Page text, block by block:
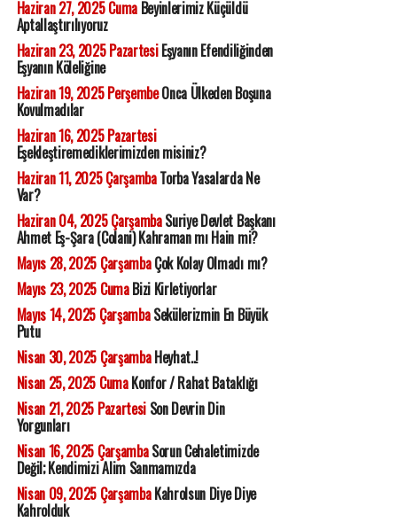
Haziran 27, 2025 CumaBeyinlerimiz Küçüldü
Aptallaştırılıyoruz
Haziran 23, 2025 PazartesiEşyanın Efendiliğinden
Eşyanın Köleliğine
Haziran 19, 2025 PerşembeOnca Ülkeden Boşuna
Kovulmadılar
Haziran 16, 2025 Pazartesi
Eşekleştiremediklerimizden misiniz?
Haziran 11, 2025 ÇarşambaTorba Yasalarda Ne
Var?
Haziran 04, 2025 ÇarşambaSuriye Devlet Başkanı
Ahmet Eş-Şara (Colani) Kahraman mı Hain mi?
Mayıs 28, 2025 ÇarşambaÇok Kolay Olmadı mı?
Mayıs 23, 2025 CumaBizi Kirletiyorlar
Mayıs 14, 2025 ÇarşambaSekülerizmin En Büyük
Putu
Nisan 30, 2025 ÇarşambaHeyhat..!
Nisan 25, 2025 CumaKonfor / Rahat Bataklığı
Nisan 21, 2025 PazartesiSon Devrin Din
Yorgunları
Nisan 16, 2025 ÇarşambaSorun Cehaletimizde
Değil; Kendimizi Alim Sanmamızda
Nisan 09, 2025 ÇarşambaKahrolsun Diye Diye
Kahrolduk